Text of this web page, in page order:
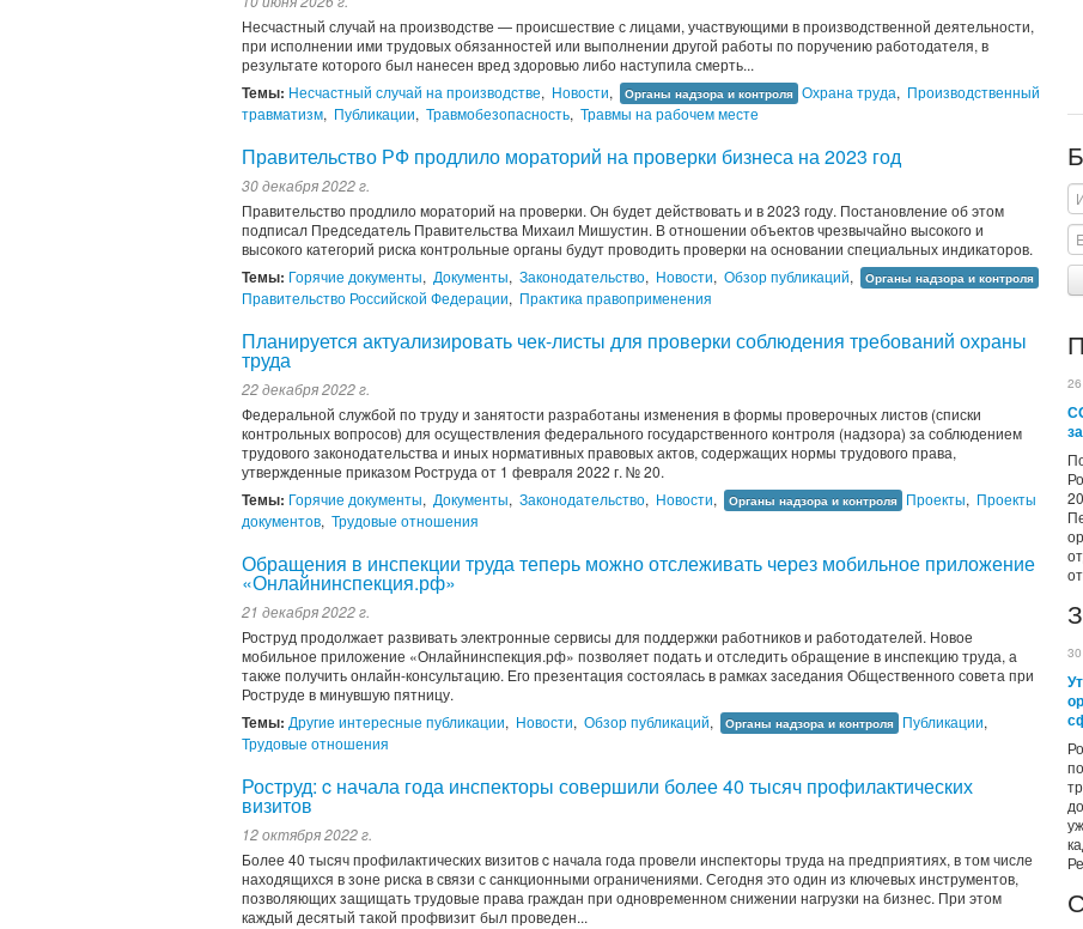
Несчастный случай на производстве — происшествие с лицами, участвующими в производственной деятельности,
при исполнении ими трудовых обязанностей или выполнении другой работы по поручению работодателя, в
результате которого был нанесен вред здоровью либо наступила смерть...
Темы: Несчастный случай на производстве, Новости, Органы надзора и контроля Охрана труда, Производственный
травматизм, Публикации, Травмобезопасность, Травмы на рабочем месте
Правительство РФ продлило мораторий на проверки бизнеса на 2023 год
30 декабря 2022 г.
Правительство продлило мораторий на проверки. Он будет действовать и в 2023 году. Постановление об этом
подписал Председатель Правительства Михаил Мишустин. В отношении объектов чрезвычайно высокого и
высокого категорий риска контрольные органы будут проводить проверки на основании специальных индикаторов.
Темы: Горячие документы, Документы, Законодательство, Новости, Обзор публикаций, Органы надзора и контроля
Правительство Российской Федерации, Практика правоприменения
Планируется актуализировать чек-листы для проверки соблюдения требований охраны
труда
22 декабря 2022 г.
Федеральной службой по труду и занятости разработаны изменения в формы проверочных листов (списки
контрольных вопросов) для осуществления федерального государственного контроля (надзора) за соблюдением
трудового законодательства и иных нормативных правовых актов, содержащих нормы трудового права,
утвержденные приказом Роструда от 1 февраля 2022 г. № 20.
Темы: Горячие документы, Документы, Законодательство, Новости, Органы надзора и контроля Проекты, Проекты
документов, Трудовые отношения
Обращения в инспекции труда теперь можно отслеживать через мобильное приложение
«Онлайнинспекция.рф»
21 декабря 2022 г.
Роструд продолжает развивать электронные сервисы для поддержки работников и работодателей. Новое
мобильное приложение «Онлайнинспекция.рф» позволяет подать и отследить обращение в инспекцию труда, а
также получить онлайн-консультацию. Его презентация состоялась в рамках заседания Общественного совета при
Роструде в минувшую пятницу.
Темы: Другие интересные публикации, Новости, Обзор публикаций, Органы надзора и контроля Публикации,
Трудовые отношения
Роструд: c начала года инспекторы совершили более 40 тысяч профилактических
визитов
12 октября 2022 г.
Более 40 тысяч профилактических визитов c начала года провели инспекторы труда на предприятиях, в том числе
находящихся в зоне риска в связи с санкционными ограничениями. Сегодня это один из ключевых инструментов,
позволяющих защищать трудовые права граждан при одновременном снижении нагрузки на бизнес. При этом
каждый десятый такой профвизит был проведен...